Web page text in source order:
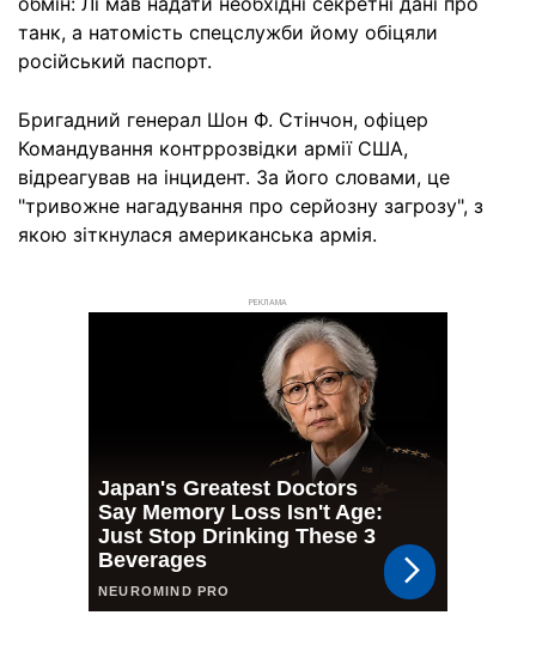
танк, а натомість спецслужби йому обіцяли
російський паспорт.
Бригадний генерал Шон Ф. Стінчон, офіцер
Командування контррозвідки армії США,
відреагував на інцидент. За його словами, це
"тривожне нагадування про серйозну загрозу", з
якою зіткнулася американська армія.
РЕКЛАМА